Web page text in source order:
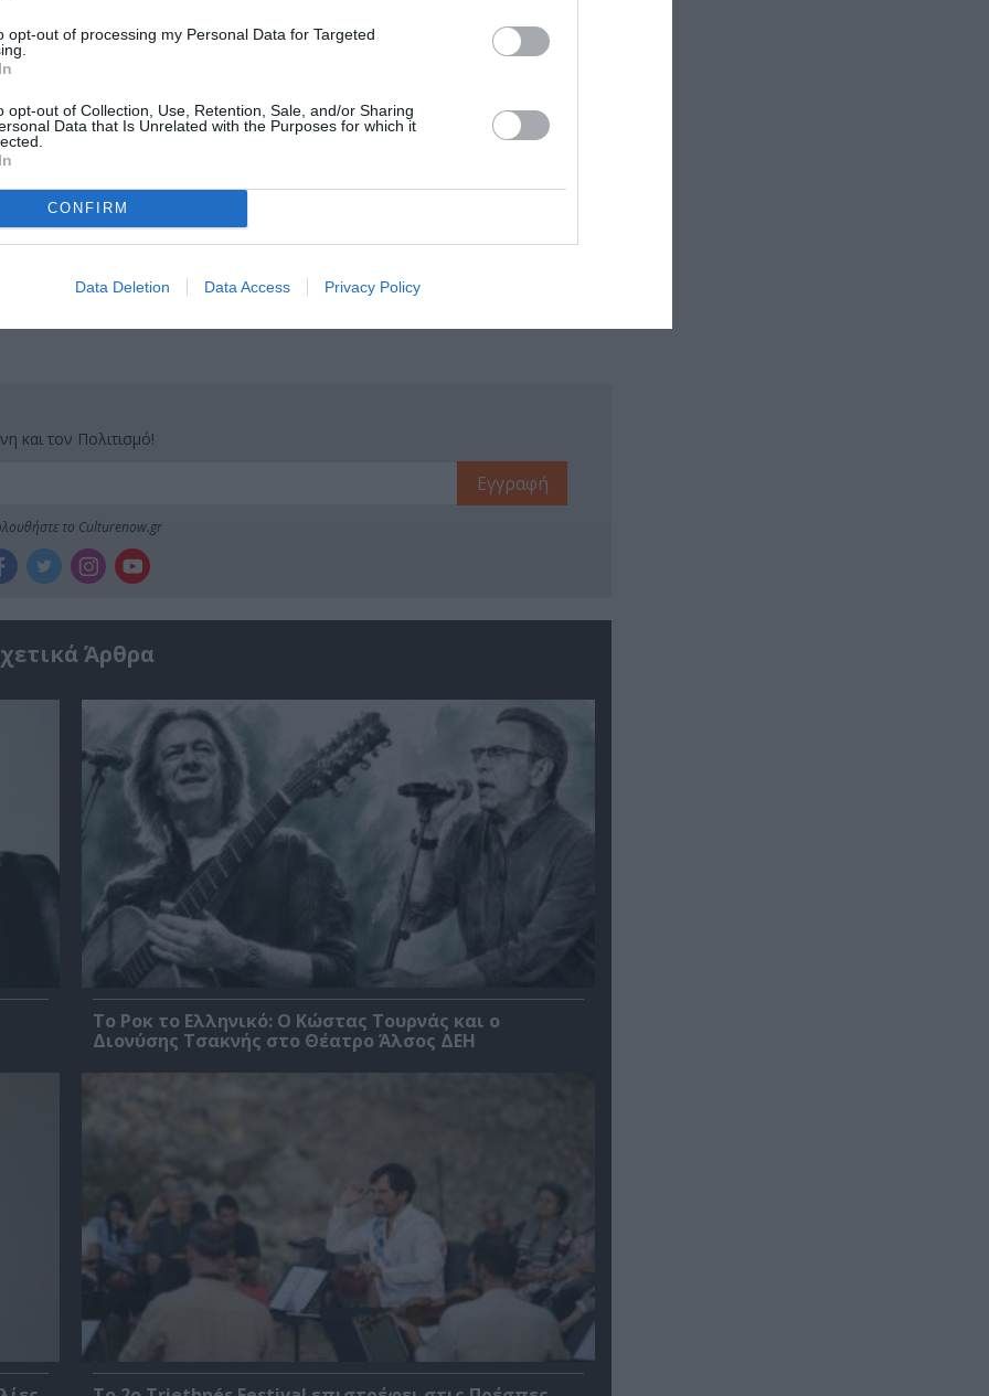
opt-out of processing my Personal Data for Targeted
opt-out of Collection, Use, Retention, Sale, and/or Sharing
Data that Is Unrelated with the Purposes for which it
CONFIRM
Data Deletion Data Access Privacy Policy
πρώτοι όλες τις ειδήσεις
στο
και τον Πολιτισμό!
το Culturenow.gr
Άρθρα
Το Ροκ το Ελληνικό: Ο Κώστας Τουρνάς και ο
Διονύσης Τσακνής στο Θέατρο Άλσος ΔΕΗ